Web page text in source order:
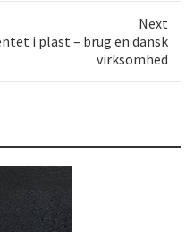
Next
i plast – brug en dansk
virksomhed